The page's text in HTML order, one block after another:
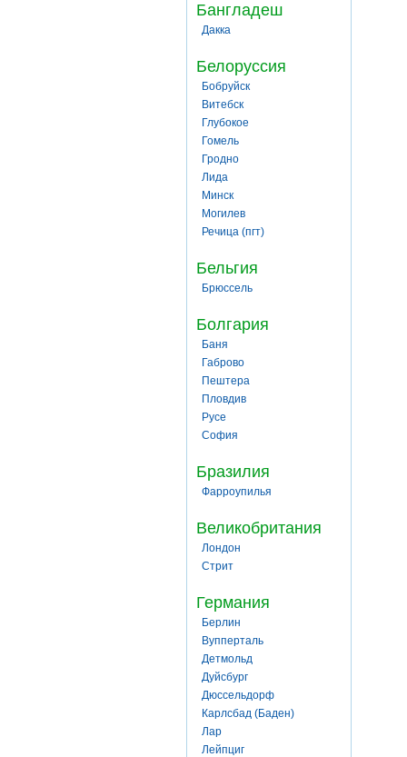
Бангладеш
Дакка
Белоруссия
Бобруйск
Витебск
Глубокое
Гомель
Гродно
Лида
Минск
Могилев
Речица (пгт)
Бельгия
Брюссель
Болгария
Баня
Габрово
Пештера
Пловдив
Русе
София
Бразилия
Фарроупилья
Великобритания
Лондон
Стрит
Германия
Берлин
Вупперталь
Детмольд
Дуйсбург
Дюссельдорф
Карлсбад (Баден)
Лар
Лейпциг